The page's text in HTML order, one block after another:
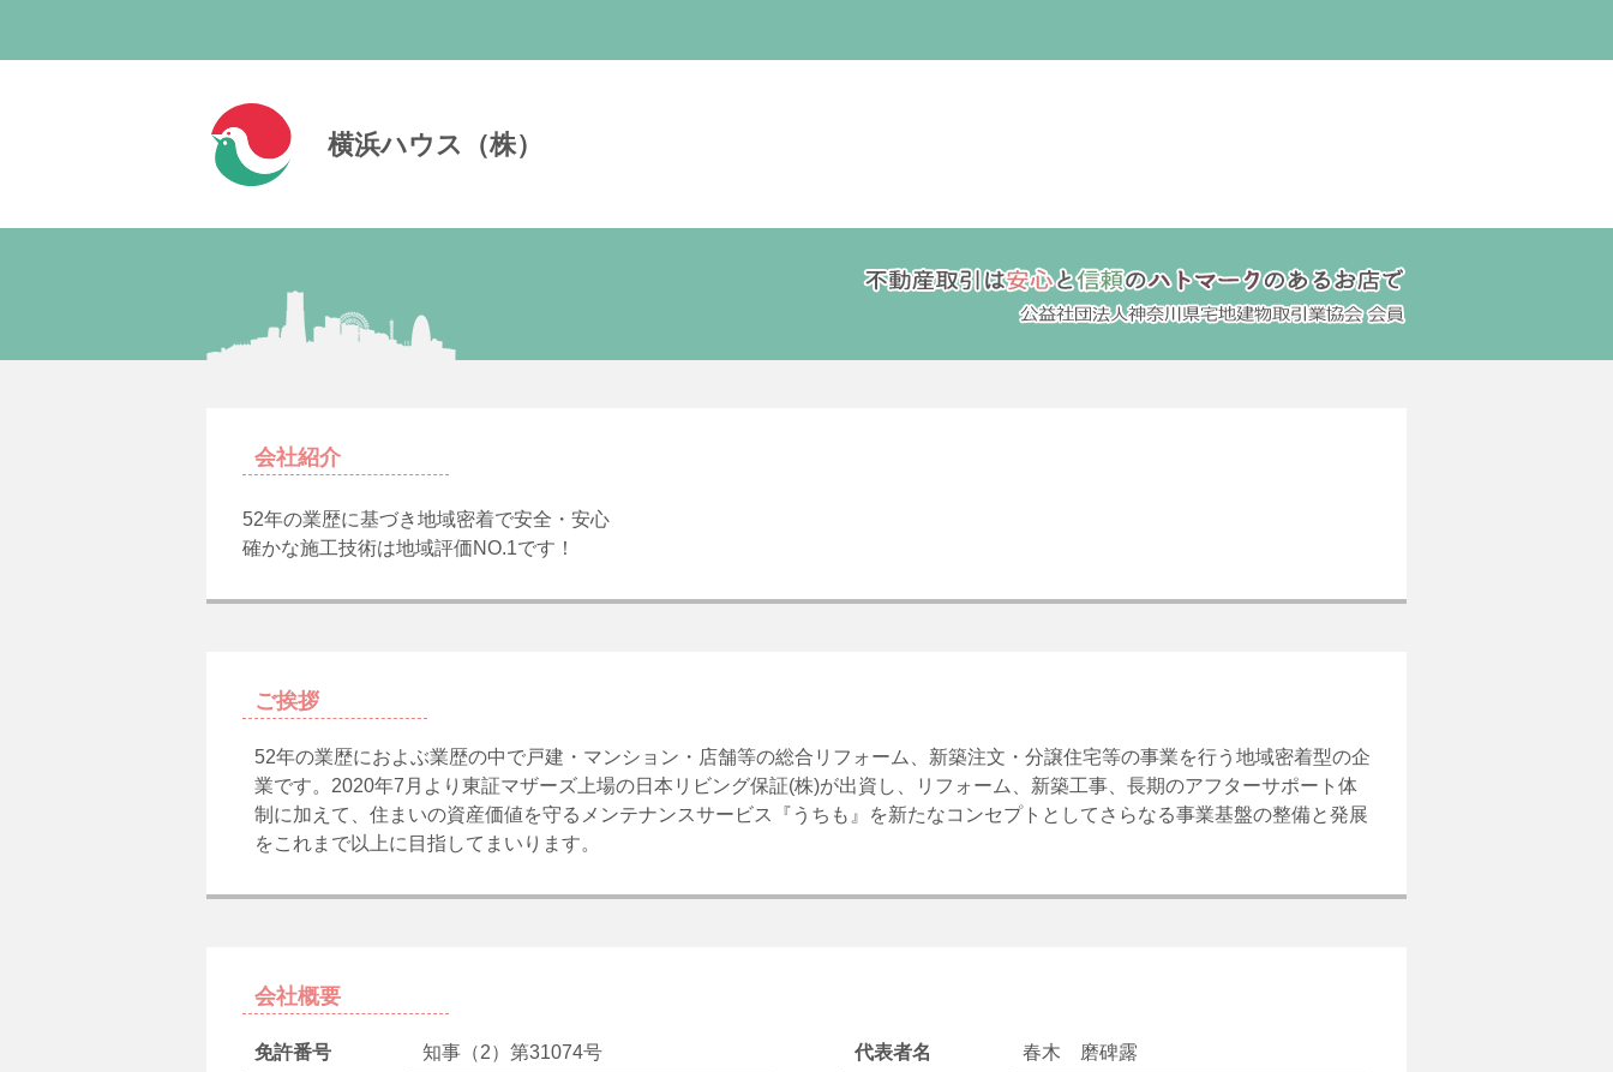
横浜ハウス（株）
会社紹介
52年の業歴に基づき地域密着で安全・安心
確かな施工技術は地域評価NO.1です！
ご挨拶
52年の業歴におよぶ業歴の中で戸建・マンション・店舗等の総合リフォーム、新築注文・分譲住宅等の事業を行う地域密着型の企
業です。2020年7月より東証マザーズ上場の日本リビング保証(株)が出資し、リフォーム、新築工事、長期のアフターサポート体
制に加えて、住まいの資産価値を守るメンテナンスサービス『うちも』を新たなコンセプトとしてさらなる事業基盤の整備と発展
をこれまで以上に目指してまいります。
会社概要
免許番号 知事（2）第31074号 代表者名 春木 磨碑露